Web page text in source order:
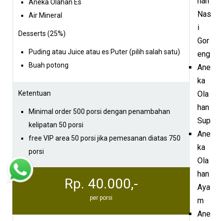
Aneka Olahan Es
Air Mineral
Desserts (25%)
Puding atau Juice atau es Puter (pilih salah satu)
Buah potong
Ketentuan
Minimal order 500 porsi dengan penambahan
kelipatan 50 porsi
free VIP area 50 porsi jika pemesanan diatas 750
porsi
Rp. 40.000,-
per porsi
Nas
i
Gor
eng
Ane
ka
Ola
han
Sup
Ane
ka
Ola
han
Aya
m
Ane